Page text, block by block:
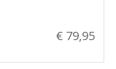
€ 79,95